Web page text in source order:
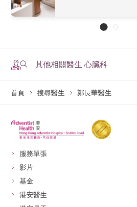
其他相關醫生 心臟科
首頁 搜尋醫生 鄭長華醫生
服務單張
影片
基金
港安醫生